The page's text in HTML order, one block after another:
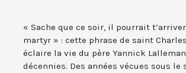
« Sache que ce soir, il pourrait
martyr » : cette phrase de saint
éclaire la vie du père Yannick
décennies. Des années vécues sous le